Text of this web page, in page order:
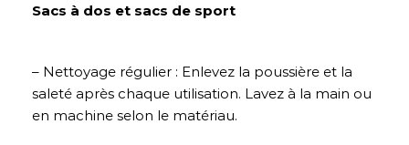
Sacs à dos et sacs de sport
– Nettoyage régulier : Enlevez la poussière et la
saleté après chaque utilisation. Lavez à la main ou
en machine selon le matériau.